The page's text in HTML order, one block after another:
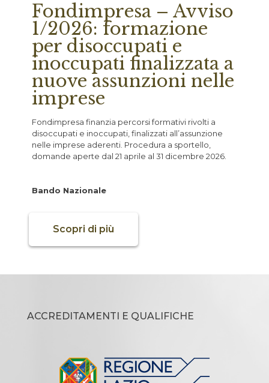
Fondimpresa – Avviso
1/2026: formazione
per disoccupati e
inoccupati finalizzata a
nuove assunzioni nelle
imprese
Fondimpresa finanzia percorsi formativi rivolti a
disoccupati e inoccupati, finalizzati all’assunzione
nelle imprese aderenti. Procedura a sportello,
domande aperte dal 21 aprile al 31 dicembre 2026.
Bando Nazionale
Scopri di più
ACCREDITAMENTI E QUALIFICHE